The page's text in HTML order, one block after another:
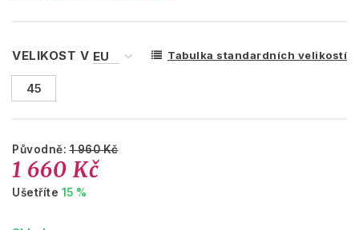
VELIKOST V Tabulka standardních velikostí
45
Původně:1 960 Kč
1 660 Kč
Ušetříte 15 %